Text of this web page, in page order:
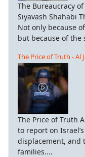
The Bureaucracy
Siyavash Shahabi
Not only because
but because of the
The Price of Truth - Al
The Price of Truth
to report on
displacement, and
families....